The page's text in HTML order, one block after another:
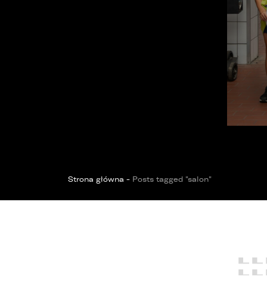
Strona główna - Posts tagged "salon"